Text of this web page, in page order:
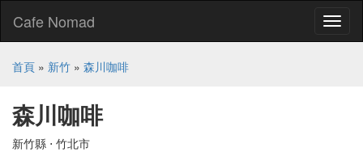
Cafe Nomad
首頁 » 新竹 » 森川咖啡
森川咖啡
新竹縣 ⋅ 竹北市